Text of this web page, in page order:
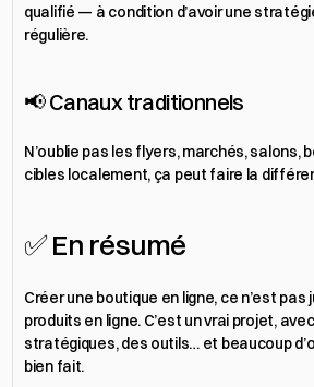
qualifié — à condition d’avoir une
régulière.
📢 Canaux traditionnels
N’oublie pas les flyers, marchés, salons,
cibles localement, ça peut faire la
✅ En résumé
Créer une boutique en ligne, ce n’est
produits en ligne. C’est un vrai projet,
stratégiques, des outils… et beaucoup
bien fait.